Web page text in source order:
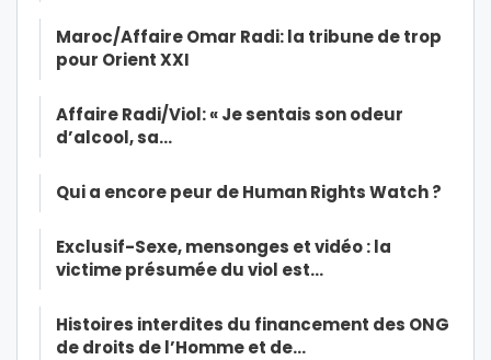
Maroc/Affaire Omar Radi: la tribune de trop
pour Orient XXI
Affaire Radi/Viol: « Je sentais son odeur
d’alcool, sa…
Qui a encore peur de Human Rights Watch ?
Exclusif-Sexe, mensonges et vidéo : la
victime présumée du viol est…
Histoires interdites du financement des ONG
de droits de l’Homme et de…